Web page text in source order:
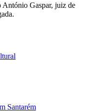
António Gaspar, juiz de
Santarém